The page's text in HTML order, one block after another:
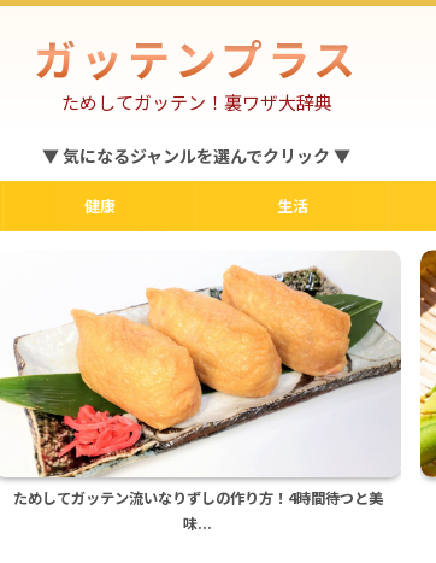
ガッテンプラス
ためしてガッテン！裏ワザ大辞典
▼ 気になるジャンルを選んでクリック ▼
健康 生活
ためしてガッテン！枝豆はフライパンで蒸し焼きが正解♪
旨...